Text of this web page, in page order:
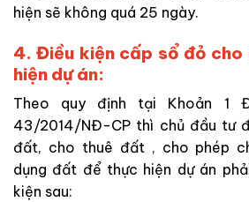
hiện sẽ không quá 25 ngày.
4. Điều kiện cấp sổ đỏ
hiện dự án:
Theo quy định tại Khoản 1
43/2014/NĐ-CP thì chủ đầu tư
đất, cho thuê đất , cho phép
dụng đất để thực hiện dự án
kiện sau: